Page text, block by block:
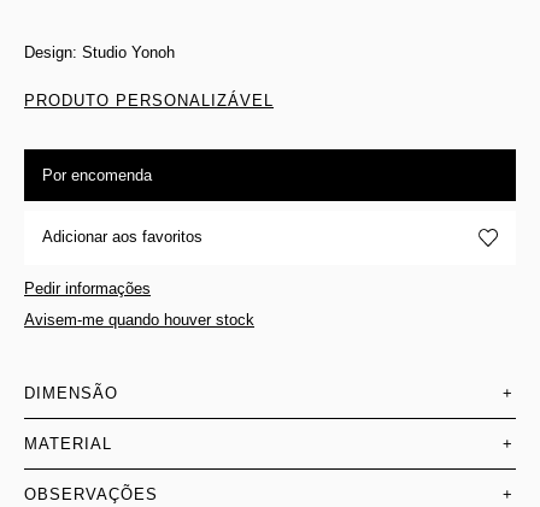
Design: Studio Yonoh
PRODUTO PERSONALIZÁVEL
Por encomenda
Adicionar aos favoritos
Pedir informações
Avisem-me quando houver stock
DIMENSÃO +
MATERIAL +
OBSERVAÇÕES +